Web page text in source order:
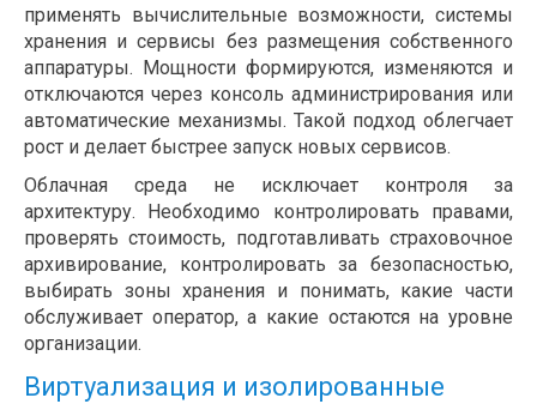
применять вычислительные возможности, системы
хранения и сервисы без размещения собственного
аппаратуры. Мощности формируются, изменяются и
отключаются через консоль администрирования или
автоматические механизмы. Такой подход облегчает
рост и делает быстрее запуск новых сервисов.
Облачная среда не исключает контроля за
архитектуру. Необходимо контролировать правами,
проверять стоимость, подготавливать страховочное
архивирование, контролировать за безопасностью,
выбирать зоны хранения и понимать, какие части
обслуживает оператор, а какие остаются на уровне
организации.
Виртуализация и изолированные